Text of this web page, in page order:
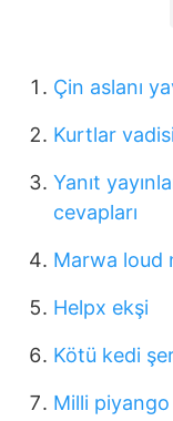
Çin aslanı
Kurtlar
Yanıt
cevapları
Marwa loud
Helpx ekşi
Kötü kedi
Milli